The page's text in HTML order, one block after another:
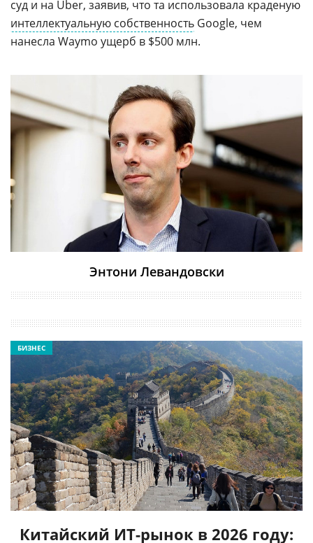
суд и на Uber, заявив, что та использовала краденую
интеллектуальную собственность Google, чем
нанесла Waymo ущерб в $500 млн.
Энтони Левандовски
Китайский ИТ-рынок в 2026 году:
БИЗНЕС